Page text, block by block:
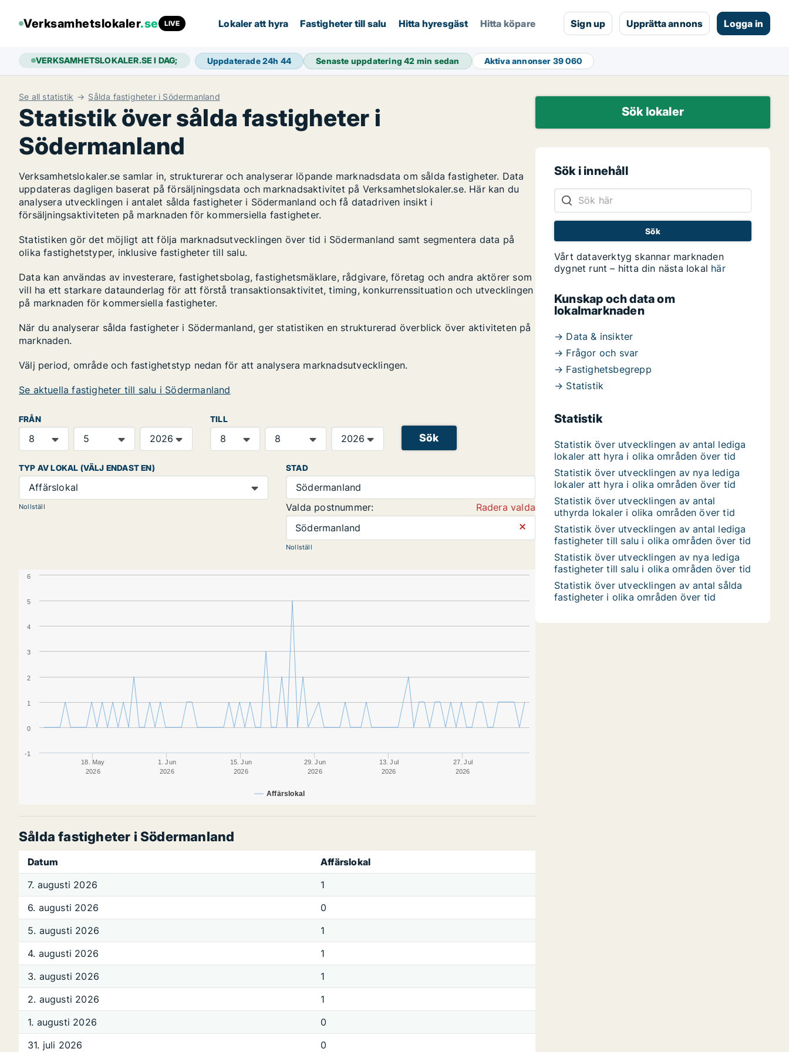
Verksamhetslokaler.se LIVE Lokaler att hyra Fastigheter till salu Hitta hyresgäst Hitta köpare Sign up Upprätta annons Logga in
VERKSAMHETSLOKALER.SE I DAG; Uppdaterade 24h 44 Senaste uppdatering42 min sedan Aktiva annonser 39 060
Se all statistik Sålda fastigheter i Södermanland
Statistik över sålda fastigheter i
Södermanland
Verksamhetslokaler.se samlar in, strukturerar och analyserar löpande marknadsdata om sålda fastigheter. Data
uppdateras dagligen baserat på försäljningsdata och marknadsaktivitet på Verksamhetslokaler.se. Här kan du
analysera utvecklingen i antalet sålda fastigheter i Södermanland och få datadriven insikt i
försäljningsaktiviteten på marknaden för kommersiella fastigheter.
Statistiken gör det möjligt att följa marknadsutvecklingen över tid i Södermanland samt segmentera data på
olika fastighetstyper, inklusive fastigheter till salu.
Data kan användas av investerare, fastighetsbolag, fastighetsmäklare, rådgivare, företag och andra aktörer som
vill ha ett starkare dataunderlag för att förstå transaktionsaktivitet, timing, konkurrenssituation och utvecklingen
på marknaden för kommersiella fastigheter.
När du analyserar sålda fastigheter i Södermanland, ger statistiken en strukturerad överblick över aktiviteten på
marknaden.
Välj period, område och fastighetstyp nedan för att analysera marknadsutvecklingen.
Se aktuella fastigheter till salu i Södermanland
FRÅN TILL
Sök
TYP AV LOKAL (VÄLJ ENDAST EN)
Affärslokal
Nollställ
STAD
Södermanland
Valda postnummer:
Radera valda
Södermanland
⨯
Nollställ
Affärslokal
18. May
2026
1. Jun
2026
15. Jun
2026
29. Jun
2026
13. Jul
2026
27. Jul
2026
-1
0
1
2
3
4
5
6
Sålda fastigheter i Södermanland
Datum
Affärslokal
7. augusti 2026
1
6. augusti 2026
0
5. augusti 2026
1
4. augusti 2026
1
3. augusti 2026
1
2. augusti 2026
1
1. augusti 2026
0
31. juli 2026
0
Sök lokaler
Sök i innehåll
Vårt dataverktyg skannar marknaden
dygnet runt – hitta din nästa lokal här
Kunskap och data om
lokalmarknaden
→ Data & insikter
→ Frågor och svar
→ Fastighetsbegrepp
→ Statistik
Statistik
Statistik över utvecklingen av antal lediga
lokaler att hyra i olika områden över tid
Statistik över utvecklingen av nya lediga
lokaler att hyra i olika områden över tid
Statistik över utvecklingen av antal
uthyrda lokaler i olika områden över tid
Statistik över utvecklingen av antal lediga
fastigheter till salu i olika områden över tid
Statistik över utvecklingen av nya lediga
fastigheter till salu i olika områden över tid
Statistik över utvecklingen av antal sålda
fastigheter i olika områden över tid